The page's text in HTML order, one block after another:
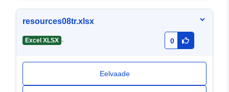
resources08tr.xlsx
Excel XLSX - 0
Eelvaade